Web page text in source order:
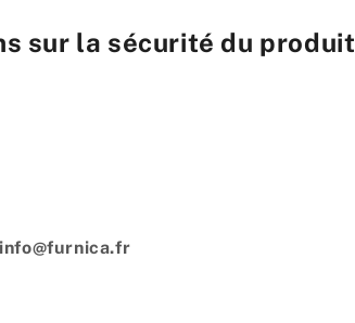
sur la sécurité du produit